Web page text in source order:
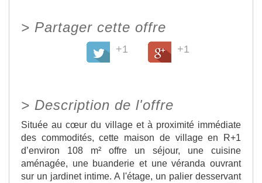
> Partager cette offre
+1 +1
> Description de l'offre
Située au cœur du village et à proximité immédiate
des commodités, cette maison de village en R+1
d’environ 108 m² offre un séjour, une cuisine
aménagée, une buanderie et une véranda ouvrant
sur un jardinet intime. A l'étage, un palier desservant